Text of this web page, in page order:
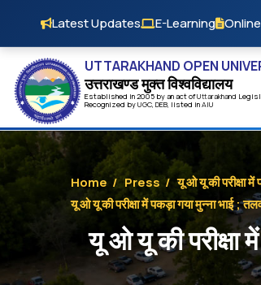
Latest Updates E-Learning
UTTARAKHAND OPEN
उत्तराखण्ड मुक्त विश्‍वविद्यालय
Established in 2005 by an act ofUttarakhand
Recognized byUGC, DEB, listed inAIU
Home/ Press / यू ओ यू की परीक्षा में
यू ओ यू की परीक्षा में पकड़ा गया मुन्ना भाई ;
यू ओ यू की परीक्षा